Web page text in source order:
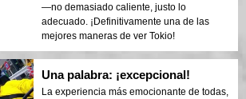
—no demasiado caliente, justo lo
adecuado. ¡Definitivamente una de las
mejores maneras de ver Tokio!
Una palabra: ¡excepcional!
La experiencia más emocionante de todas,